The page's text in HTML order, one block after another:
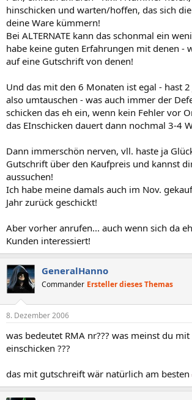
hinschicken und warten/hoffen, das sich
deine Ware kümmern!
Bei ALTERNATE kann das schonmal ein
habe keine guten Erfahrungen mit denen -
auf eine Gutschrift von denen!
Und das mit den 6 Monaten ist egal - hast 2
also umtauschen - was auch immer der
schicken das eh ein, wenn kein Fehler vor
das EInschicken dauert dann nochmal 3-4
Dann immerschön nerven, vll. haste ja
Gutschrift über den Kaufpreis und kannst
aussuchen!
Ich habe meine damals auch im Nov.
Jahr zurück geschickt!
Aber vorher anrufen... auch wenn sich da
Kunden interessiert!
GeneralHanno
Commander Ersteller dieses Themas
8. Dezember 2006
was bedeutet RMA nr??? was meinst du
einschicken ???
das mit gutschreift wär natürlich am besten